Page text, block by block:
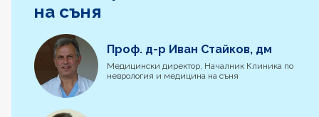
на съня
Проф. д-р Иван Стайков, дм
Медицински директор, Началник Клиника по
неврология и медицина на съня